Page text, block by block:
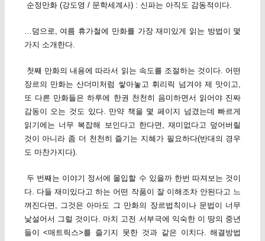
순정만화 (강도영 / 문학세계사) : 신파는 아직도 감동적이다.
…덤으로, 여름 휴가철에 만화를 가장 재미있게 읽는 방법이 몇
가지 소개한다.
첫째 만화의 내용에 따라서 읽는 속도를 조절하는 것이다. 어떤
장르의 만화는 산더미처럼 쌓아놓고 휘리릭 넘겨야 제 맛이고,
또 다른 만화들은 하루에 한권 천천히 음미하면서 읽어야 진짜
감동이 오는 것도 있다. 만약 책을 몇 페이지 넘겼는데 빠르게
읽기에는 너무 복잡해 보인다고 한다면, 재미없다고 덮어버릴
것이 아니라 좀 더 천천히 즐기는 지혜가 필요하다(반대의 경우
도 마찬가지다).
두 번째는 이야기 정서에 몰입할 수 있을까 한번 따져보는 것이
다. 다들 재미있다고 하는 어떤 작품이 잘 이해조차 안된다고 느
껴진다면, 그것은 아마도 그 만화의 장르법칙이나 문법이 너무
낯설어서 그럴 것이다. 마치 고전 서부극에 익숙한 이 땅의 중년
들이 <매트릭스>를 즐기지 못한 것과 같은 이치다. 해결방법